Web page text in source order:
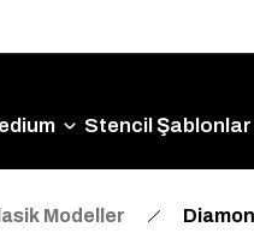
Stencil Şablonlar
Modeller